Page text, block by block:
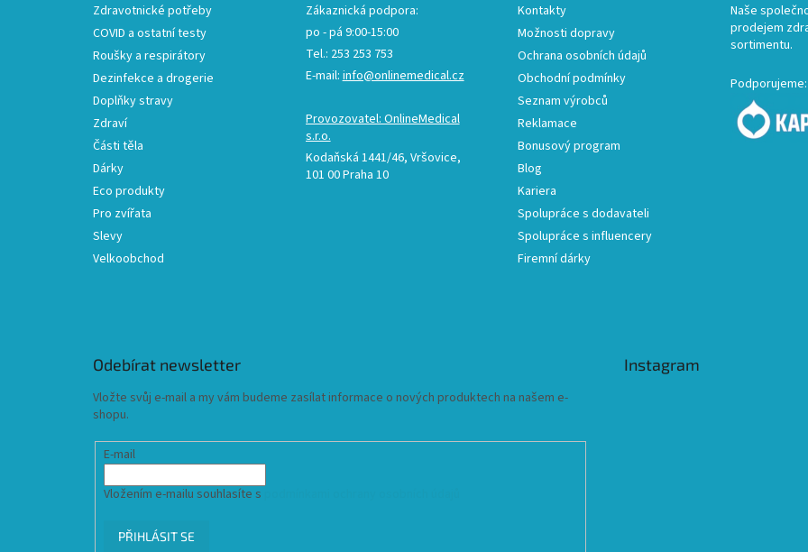
Zdravotnické potřeby
COVID a ostatní testy
Roušky a respirátory
Dezinfekce a drogerie
Doplňky stravy
Zdraví
Části těla
Dárky
Eco produkty
Pro zvířata
Slevy
Velkoobchod
Zákaznická podpora:
po - pá 9:00-15:00
Tel.: 253 253 753
E-mail: info@onlinemedical.cz
Provozovatel: OnlineMedical
s.r.o.
Kodaňská 1441/46, Vršovice,
101 00 Praha 10
Kontakty
Možnosti dopravy
Ochrana osobních údajů
Obchodní podmínky
Seznam výrobců
Reklamace
Bonusový program
Blog
Kariera
Spolupráce s dodavateli
Spolupráce s influencery
Firemní dárky
Naše
prodejem
sortimentu.
Podporujeme:
Odebírat newsletter
Vložte svůj e-mail a my vám budeme zasílat informace o nových produktech na našem e-
shopu.
E-mail
Vložením e-mailu souhlasíte s
PŘIHLÁSIT SE
Instagram